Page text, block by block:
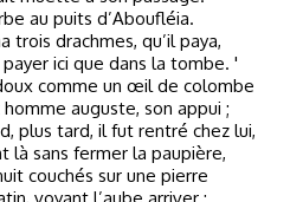
au puits d’Aboufléia.
trois drachmes, qu’il paya,
ici que dans la tombe. '
comme un œil de colombe
auguste, son appui ;
plus tard, il fut rentré chez lui,
là sans fermer la paupière,
couchés sur une pierre